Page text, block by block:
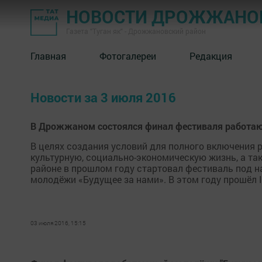
НОВОСТИ
Главная Фотогалереи Редакция
Новости за 3 июля 2016
В Дрожжаном состоялся финал фестиваля
В целях создания условий для полного
культурную, социально-экономическую жизнь, а
районе в прошлом году стартовал фестиваль под
молодёжи «Будущее за нами». В этом году прошёл
03 июля 2016, 15:15